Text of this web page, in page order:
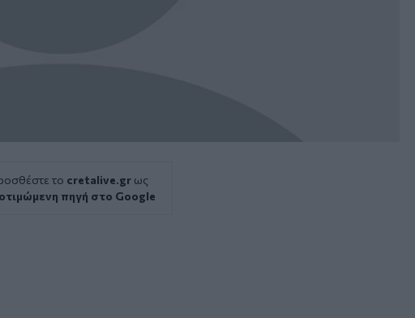
το cretalive.gr ως
πηγή στο Google